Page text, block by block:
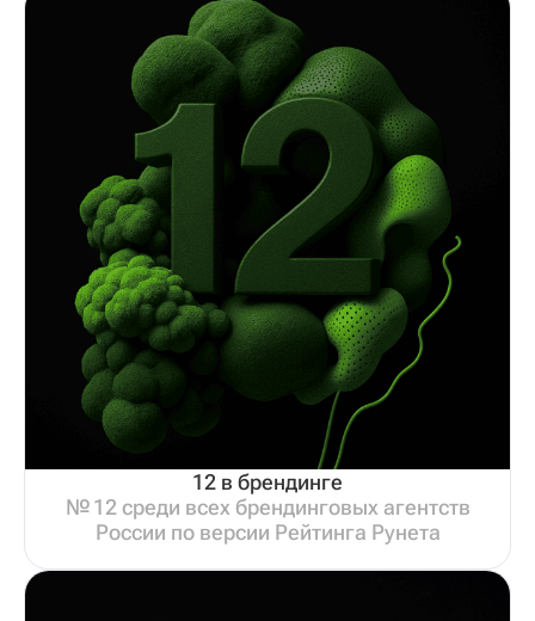
12 в брендинге
№ 12 среди всех брендинговых агентств
России по версии Рейтинга Рунета